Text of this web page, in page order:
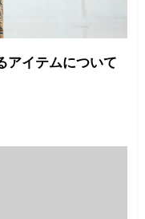
アイテムについて